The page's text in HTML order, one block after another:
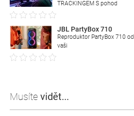
TRACKINGEM S pohod
JBL PartyBox 710
Reproduktor PartyBox 710
vaši
Musíte vidět...